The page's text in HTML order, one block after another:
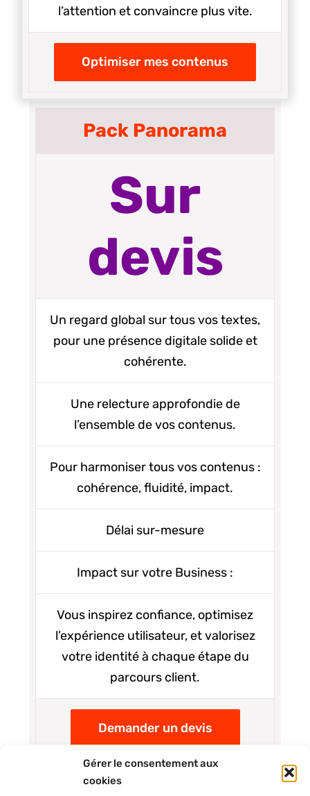
Gérer le consentement aux
cookies
l’attention et convaincre plus vite.
Optimiser mes contenus
Pack Panorama
Sur
devis
Un regard global sur tous vos textes,
pour une présence digitale solide et
cohérente.
Une relecture approfondie de
l’ensemble de vos contenus.
Pour harmoniser tous vos contenus :
cohérence, fluidité, impact.
Délai sur-mesure
Impact sur votre Business :
Vous inspirez confiance, optimisez
l’expérience utilisateur, et valorisez
votre identité à chaque étape du
parcours client.
Demander un devis